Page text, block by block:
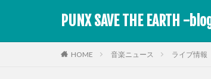
PUNX SAVE THE EARTH -
HOME 音楽ニュース ライブ情報